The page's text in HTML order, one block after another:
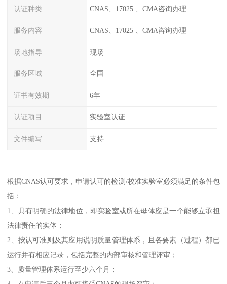
认证种类 CNAS、17025 、CMA咨询办理
服务内容 CNAS、17025 、CMA咨询办理
场地指导 现场
服务区域 全国
证书有效期 6年
认证项目 实验室认证
文件编写 支持
根据CNAS认可要求，申请认可的检测/校准实验室必须满足的条件包
括：
1、具有明确的法律地位，即实验室或所在母体应是一个能够立承担
法律责任的实体；
2、按认可准则及其应用说明质量管理体系，且各要素（过程）都已
运行并有相应记录，包括完整的内部审核和管理评审；
3、质量管理体系运行至少六个月；